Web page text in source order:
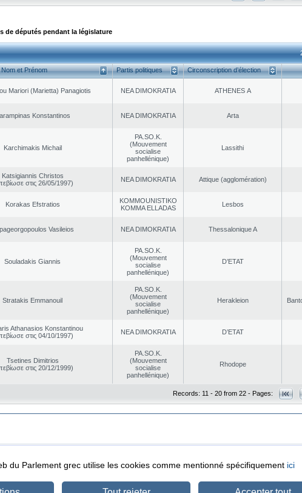
de députés pendant la législature
Nom et Prénom Partis politiques Circonscription d’élection
Mariori (Marietta) Panagiotis NEA DΙMOKRATIA ATHENES Α
Konstantinos NEA DΙMOKRATIA Arta
Karchimakis Michail
PA.SO.K.
(Mouvement
socialise
panhellénique)
Lassithi
Katsigiannis Christos
στις 26/05/1997)
NEA DΙMOKRATIA Αttique (agglomération)
Korakas Efstratios
KOMMOUNISTIKO
KOMMA ELLADAS
Lesbos
Vasileios NEA DΙMOKRATIA Thessalonique A
Souladakis Giannis
PA.SO.K.
(Mouvement
socialise
panhellénique)
D’ETAT
Stratakis Emmanouil
PA.SO.K.
(Mouvement
socialise
panhellénique)
Herakleion
Athanasios Konstantinou
στις 04/10/1997)
NEA DΙMOKRATIA D’ETAT
Tsetines Dimitrios
στις 20/12/1999)
PA.SO.K.
(Mouvement
socialise
panhellénique)
Rhodope
Records: 11 - 20 from 22 - Pages:
Security & Access
du Parlement grec utilise les cookies comme mentionné spécifiquement ici